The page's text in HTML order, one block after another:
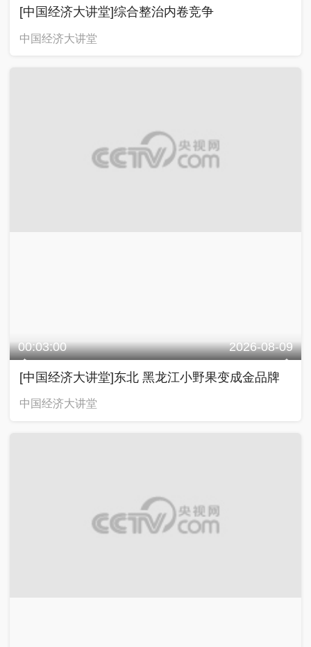
[中国经济大讲堂]综合整治内卷竞争
中国经济大讲堂
00:03:00 2026-08-09
[中国经济大讲堂]东北 黑龙江小野果变成金品牌
中国经济大讲堂